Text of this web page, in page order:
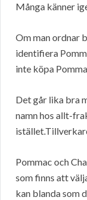
Många känner
Om man ordnar
identifiera
inte köpa
Det går lika bra
namn hos allt-
Pommac och
som finns att
kan blanda som